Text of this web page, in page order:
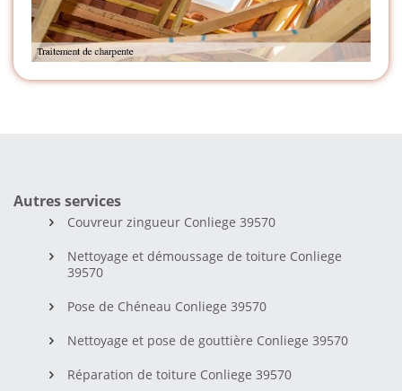
Autres services
Couvreur zingueur Conliege 39570
Nettoyage et démoussage de toiture Conliege
39570
Pose de Chéneau Conliege 39570
Nettoyage et pose de gouttière Conliege 39570
Réparation de toiture Conliege 39570